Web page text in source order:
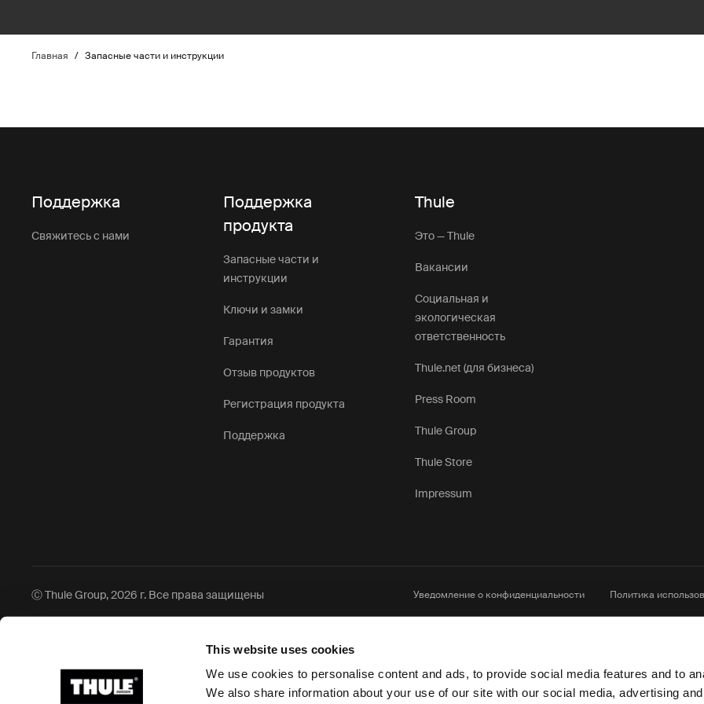
This website uses cookies
We use cookies to personalise content and ads, to provide social media features and to
We also share information about your use of our site with our social media, advertising
Главная / Запасные части и инструкции
Поддержка
Свяжитесь с нами
Поддержка
продукта
Запасные части и
инструкции
Ключи и замки
Гарантия
Отзыв продуктов
Регистрация продукта
Поддержка
Thule
Это — Thule
Вакансии
Социальная и
экологическая
ответственность
Thule.net (для бизнеса)
Press Room
Thule Group
Thule Store
Impressum
Ⓒ Thule Group, 2026 г. Все права защищены Уведомление о конфиденциальности Политика